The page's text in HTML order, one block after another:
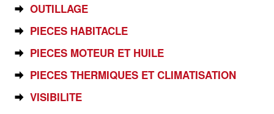
OUTILLAGE
PIECES HABITACLE
PIECES MOTEUR ET HUILE
PIECES THERMIQUES ET CLIMATISATION
VISIBILITE